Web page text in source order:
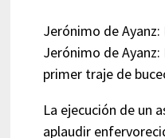
Jerónimo de
Jerónimo de
primer traje de
La ejecución de un
aplaudir